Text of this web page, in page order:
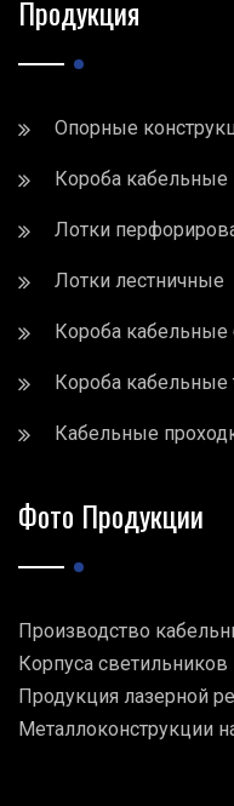
Продукция
Опорные
Короба кабельные
Лотки
Лотки лестничные
Короба
Короба кабельные
Кабельные
Фото Продукции
Производство
Корпуса светильников
Продукция лазерной
Металлоконструкции